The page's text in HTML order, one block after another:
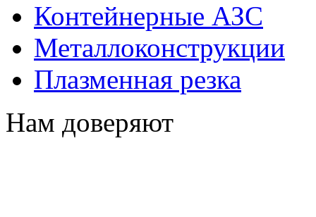
Контейнерные АЗС
Металлоконструкции
Плазменная резка
Нам доверяют